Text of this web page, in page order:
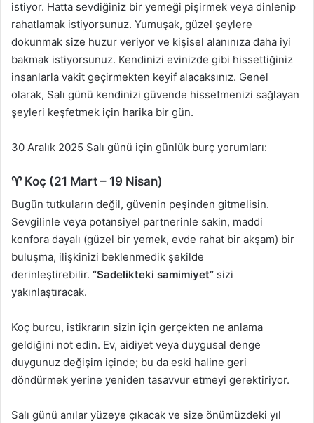
istiyor. Hatta sevdiğiniz bir yemeği pişirmek veya dinlenip
rahatlamak istiyorsunuz. Yumuşak, güzel şeylere
dokunmak size huzur veriyor ve kişisel alanınıza daha iyi
bakmak istiyorsunuz. Kendinizi evinizde gibi hissettiğiniz
insanlarla vakit geçirmekten keyif alacaksınız. Genel
olarak, Salı günü kendinizi güvende hissetmenizi sağlayan
şeyleri keşfetmek için harika bir gün.
30 Aralık 2025 Salı günü için günlük burç yorumları:
♈ Koç (21 Mart – 19 Nisan)
Bugün tutkuların değil, güvenin peşinden gitmelisin.
Sevgilinle veya potansiyel partnerinle sakin, maddi
konfora dayalı (güzel bir yemek, evde rahat bir akşam) bir
buluşma, ilişkinizi beklenmedik şekilde
derinleştirebilir. “Sadelikteki samimiyet” sizi
yakınlaştıracak.
Koç burcu, istikrarın sizin için gerçekten ne anlama
geldiğini not edin. Ev, aidiyet veya duygusal denge
duygunuz değişim içinde; bu da eski haline geri
döndürmek yerine yeniden tasavvur etmeyi gerektiriyor.
Salı günü anılar yüzeye çıkacak ve size önümüzdeki yıl